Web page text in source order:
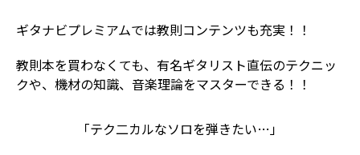
ギタナビプレミアムでは教則コンテンツも充実！！
教則本を買わなくても、有名ギタリスト直伝のテクニッ
クや、機材の知識、音楽理論をマスターできる！！
「テク二カルなソロを弾きたい…」